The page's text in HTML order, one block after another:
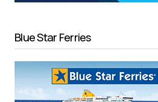
Blue Star Ferries